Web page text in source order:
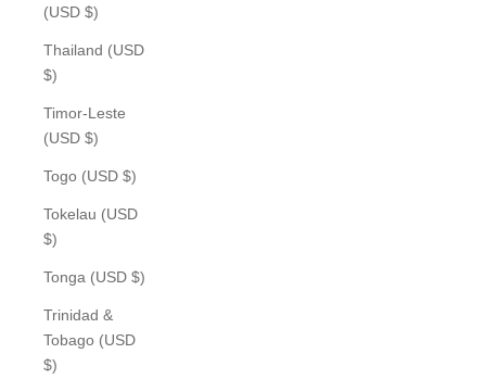
(USD $)
Thailand (USD
$)
Timor-Leste
(USD $)
Togo (USD $)
Tokelau (USD
$)
Tonga (USD $)
Trinidad &
Tobago (USD
$)